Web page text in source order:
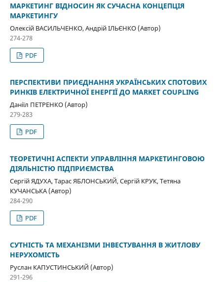
МАРКЕТИНГ ВІДНОСИН ЯК СУЧАСНА КОНЦЕПЦІЯ
МАРКЕТИНГУ
Олексій ВАСИЛЬЧЕНКО, Андрій ІЛЬЄНКО (Автор)
274-278
PDF
ПЕРСПЕКТИВИ ПРИЄДНАННЯ УКРАЇНСЬКИХ СПОТОВИХ
РИНКІВ ЕЛЕКТРИЧНОЇ ЕНЕРГІЇ ДО MARKET COUPLING
Даніїл ПЕТРЕНКО (Автор)
279-283
PDF
ТЕОРЕТИЧНІ АСПЕКТИ УПРАВЛІННЯ МАРКЕТИНГОВОЮ
ДІЯЛЬНІСТЮ ПІДПРИЄМСТВА
Сергій ЯДУХА, Тарас ЯБЛОНСЬКИЙ, Сергій КРУК, Тетяна
КУЧАНСЬКА (Автор)
284-290
PDF
СУТНІСТЬ ТА МЕХАНІЗМИ ІНВЕСТУВАННЯ В ЖИТЛОВУ
НЕРУХОМІСТЬ
Руслан КАПУСТИНСЬКИЙ (Автор)
291-296